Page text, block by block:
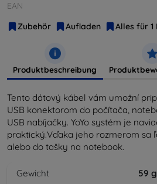
EAN
Zubehör
Aufladen Alles für 1
Produktbeschreibung
Tento dátový kábel vám umožní
USB konektorom do počítača,
USB nabíjačky. YoYo systém je
praktický.Vďaka jeho rozmerom sa
alebo do tašky na notebook.
Gewicht 59 g